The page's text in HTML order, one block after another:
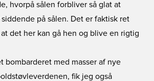
hvorpå sålen forbliver så glat at
på sålen. Det er faktisk ret
det her kan gå hen og blive en rigtig
bombarderet med masser af nye
fik jeg også